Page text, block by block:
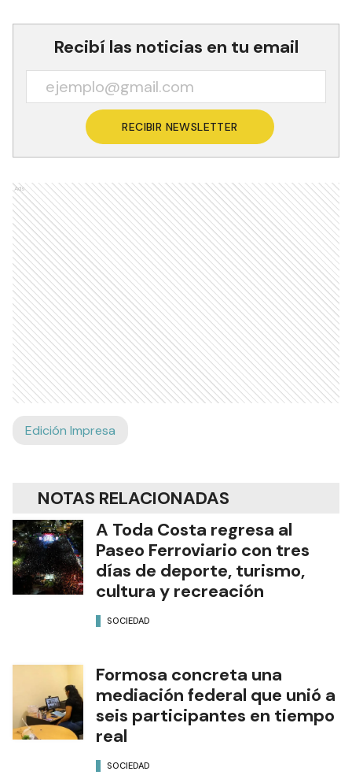
Recibí las noticias en tu email
RECIBIR NEWSLETTER
Ads
Edición Impresa
NOTAS RELACIONADAS
A Toda Costa regresa al
Paseo Ferroviario con tres
días de deporte, turismo,
cultura y recreación
SOCIEDAD
Formosa concreta una
mediación federal que unió a
seis participantes en tiempo
real
SOCIEDAD